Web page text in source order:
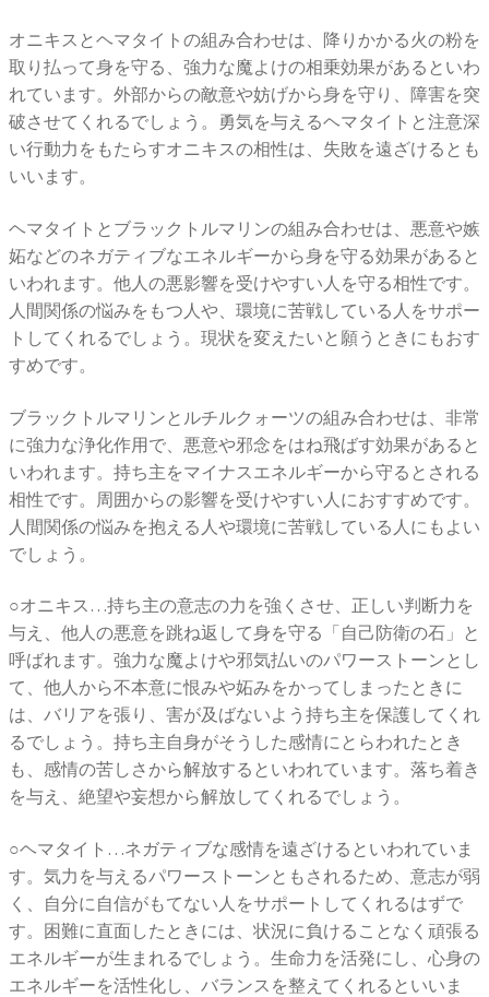
オニキスとヘマタイトの組み合わせは、降りかかる火の粉を
取り払って身を守る、強力な魔よけの相乗効果があるといわ
れています。外部からの敵意や妨げから身を守り、障害を突
破させてくれるでしょう。勇気を与えるヘマタイトと注意深
い行動力をもたらすオニキスの相性は、失敗を遠ざけるとも
いいます。
ヘマタイトとブラックトルマリンの組み合わせは、悪意や嫉
妬などのネガティブなエネルギーから身を守る効果があると
いわれます。他人の悪影響を受けやすい人を守る相性です。
人間関係の悩みをもつ人や、環境に苦戦している人をサポー
トしてくれるでしょう。現状を変えたいと願うときにもおす
すめです。
ブラックトルマリンとルチルクォーツの組み合わせは、非常
に強力な浄化作用で、悪意や邪念をはね飛ばす効果があると
いわれます。持ち主をマイナスエネルギーから守るとされる
相性です。周囲からの影響を受けやすい人におすすめです。
人間関係の悩みを抱える人や環境に苦戦している人にもよい
でしょう。
○オニキス…持ち主の意志の力を強くさせ、正しい判断力を
与え、他人の悪意を跳ね返して身を守る「自己防衛の石」と
呼ばれます。強力な魔よけや邪気払いのパワーストーンとし
て、他人から不本意に恨みや妬みをかってしまったときに
は、バリアを張り、害が及ばないよう持ち主を保護してくれ
るでしょう。持ち主自身がそうした感情にとらわれたとき
も、感情の苦しさから解放するといわれています。落ち着き
を与え、絶望や妄想から解放してくれるでしょう。
○ヘマタイト…ネガティブな感情を遠ざけるといわれていま
す。気力を与えるパワーストーンともされるため、意志が弱
く、自分に自信がもてない人をサポートしてくれるはずで
す。困難に直面したときには、状況に負けることなく頑張る
エネルギーが生まれるでしょう。生命力を活発にし、心身の
エネルギーを活性化し、バランスを整えてくれるといいま